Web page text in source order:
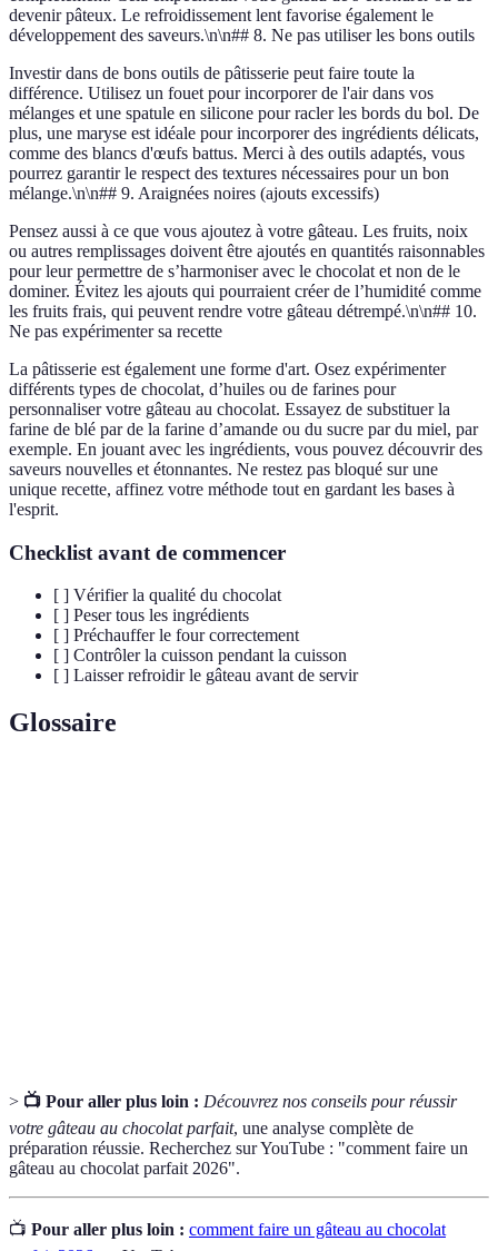
devenir pâteux. Le refroidissement lent favorise également le
développement des saveurs.\n\n## 8. Ne pas utiliser les bons outils
Investir dans de bons outils de pâtisserie peut faire toute la
différence. Utilisez un fouet pour incorporer de l'air dans vos
mélanges et une spatule en silicone pour racler les bords du bol. De
plus, une maryse est idéale pour incorporer des ingrédients délicats,
comme des blancs d'œufs battus. Merci à des outils adaptés, vous
pourrez garantir le respect des textures nécessaires pour un bon
mélange.\n\n## 9. Araignées noires (ajouts excessifs)
Pensez aussi à ce que vous ajoutez à votre gâteau. Les fruits, noix
ou autres remplissages doivent être ajoutés en quantités raisonnables
pour leur permettre de s’harmoniser avec le chocolat et non de le
dominer. Évitez les ajouts qui pourraient créer de l’humidité comme
les fruits frais, qui peuvent rendre votre gâteau détrempé.\n\n## 10.
Ne pas expérimenter sa recette
La pâtisserie est également une forme d'art. Osez expérimenter
différents types de chocolat, d’huiles ou de farines pour
personnaliser votre gâteau au chocolat. Essayez de substituer la
farine de blé par de la farine d’amande ou du sucre par du miel, par
exemple. En jouant avec les ingrédients, vous pouvez découvrir des
saveurs nouvelles et étonnantes. Ne restez pas bloqué sur une
unique recette, affinez votre méthode tout en gardant les bases à
l'esprit.
Checklist avant de commencer
[ ] Vérifier la qualité du chocolat
[ ] Peser tous les ingrédients
[ ] Préchauffer le four correctement
[ ] Contrôler la cuisson pendant la cuisson
[ ] Laisser refroidir le gâteau avant de servir
Glossaire
> 📺 Pour aller plus loin : Découvrez nos conseils pour réussir
votre gâteau au chocolat parfait, une analyse complète de
préparation réussie. Recherchez sur YouTube : "comment faire un
gâteau au chocolat parfait 2026".
📺 Pour aller plus loin : comment faire un gâteau au chocolat